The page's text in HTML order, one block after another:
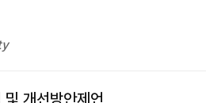
개선방안제언